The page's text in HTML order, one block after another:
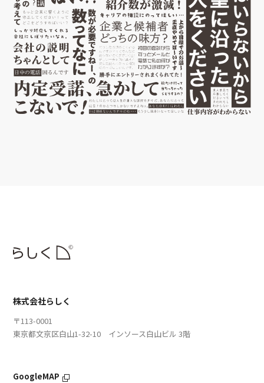
株式会社らしく
〒113-0001
東京都文京区白山1-32-10 インソース白山ビル 3階
GoogleMAP